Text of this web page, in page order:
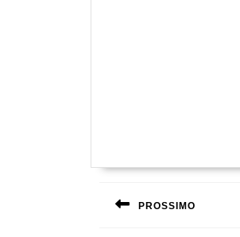
Navigazione
articoli
PROSSIMO